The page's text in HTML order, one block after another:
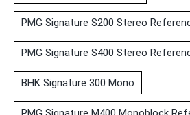
PMG Signature S200 Stereo
PMG Signature S400 Stereo
BHK Signature 300 Mono